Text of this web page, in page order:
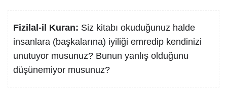
Fizilal-il Kuran: Siz kitabı okuduğunuz halde
insanlara (başkalarına) iyiliği emredip kendinizi
unutuyor musunuz? Bunun yanlış olduğunu
düşünemiyor musunuz?